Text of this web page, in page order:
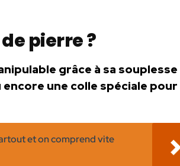
pierre ?
grâce à sa
une colle spéciale pour
et on comprend vite